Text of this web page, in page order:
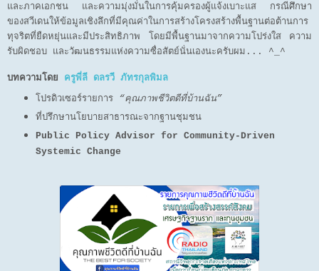
และภาคเอกชน และความมุ่งมั่นในการคุ้มครองผู้แจ้งเบาะแส กรณีศึกษา
ของสวีเดนให้ข้อมูลเชิงลึกที่มีคุณค่าในการสร้างโครงสร้างพื้นฐานต่อต้านการ
ทุจริตที่ยืดหยุ่นและมีประสิทธิภาพ โดยมีพื้นฐานมาจากความโปร่งใส ความ
รับผิดชอบ และวัฒนธรรมแห่งความซื่อสัตย์นั่นเองนะครับผม... ^_^
บทความโดย ครูพี่ลี ดลรวี ภัทรกุลพิมล
โปรดิวเซอร์รายการ “คุณภาพชีวิตดีที่บ้านฉัน”
ที่ปรึกษานโยบายสาธารณะจากฐานชุมชน
Public Policy Advisor for Community-Driven
Systemic Change